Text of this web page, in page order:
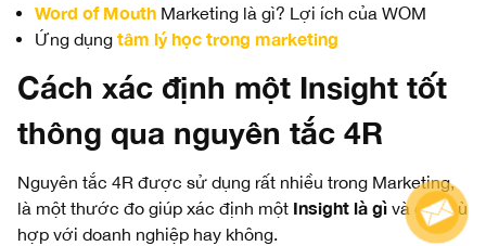
Word of Mouth Marketing là gì? Lợi ích của WOM
Ứng dụng tâm lý học trong marketing
Cách xác định một Insight tốt
thông qua nguyên tắc 4R
Nguyên tắc 4R được sử dụng rất nhiều trong Marketing,
là một thước đo giúp xác định một Insight là gì và có phù
hợp với doanh nghiệp hay không.